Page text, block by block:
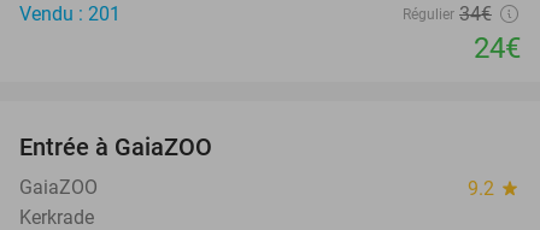
Vendu : 201
Régulier 34€
24€
Entrée à GaiaZOO
GaiaZOO 9.2 star
Kerkrade